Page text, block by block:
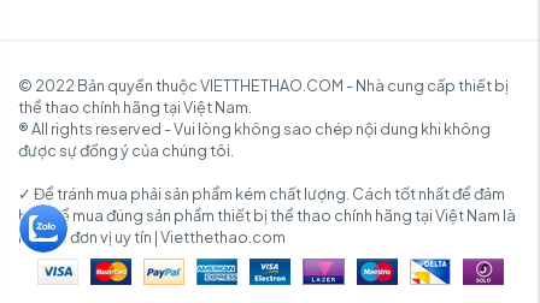
© 2022 Bản quyền thuộc VIETTHETHAO.COM - Nhà cung cấp thiết bị
thể thao chính hãng tại Việt Nam.
® All rights reserved - Vui lòng không sao chép nội dung khi không
được sự đồng ý của chúng tôi.
✓ Để tránh mua phải sản phẩm kém chất lượng. Cách tốt nhất để đảm
bảo để mua đúng sản phẩm thiết bị thể thao chính hãng tại Việt Nam là
mua từ đơn vị uy tín | Vietthethao.com